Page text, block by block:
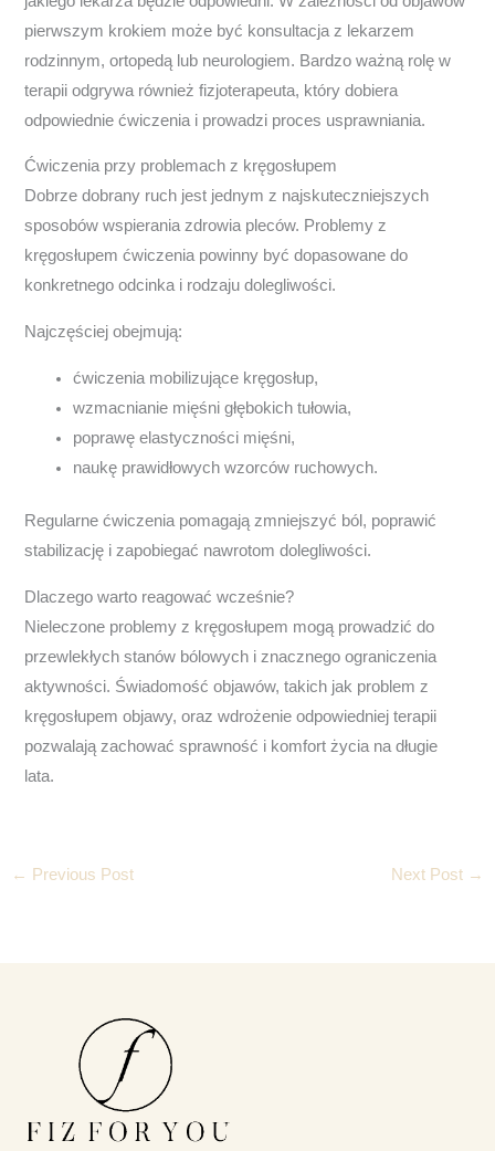
pierwszym krokiem może być konsultacja z lekarzem
rodzinnym, ortopedą lub neurologiem. Bardzo ważną rolę w
terapii odgrywa również fizjoterapeuta, który dobiera
odpowiednie ćwiczenia i prowadzi proces usprawniania.
Ćwiczenia przy problemach z kręgosłupem
Dobrze dobrany ruch jest jednym z najskuteczniejszych
sposobów wspierania zdrowia pleców. Problemy z
kręgosłupem ćwiczenia powinny być dopasowane do
konkretnego odcinka i rodzaju dolegliwości.
Najczęściej obejmują:
ćwiczenia mobilizujące kręgosłup,
wzmacnianie mięśni głębokich tułowia,
poprawę elastyczności mięśni,
naukę prawidłowych wzorców ruchowych.
Regularne ćwiczenia pomagają zmniejszyć ból, poprawić
stabilizację i zapobiegać nawrotom dolegliwości.
Dlaczego warto reagować wcześnie?
Nieleczone problemy z kręgosłupem mogą prowadzić do
przewlekłych stanów bólowych i znacznego ograniczenia
aktywności. Świadomość objawów, takich jak problem z
kręgosłupem objawy, oraz wdrożenie odpowiedniej terapii
pozwalają zachować sprawność i komfort życia na długie
lata.
← Previous Post Next Post →